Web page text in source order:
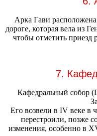
Арка Гави
дороге, которая вела из
чтобы отметить приезд
7.
Кафедральный собор
Его возвели в IV веке в
перестроили, позже
изменения, особенно в